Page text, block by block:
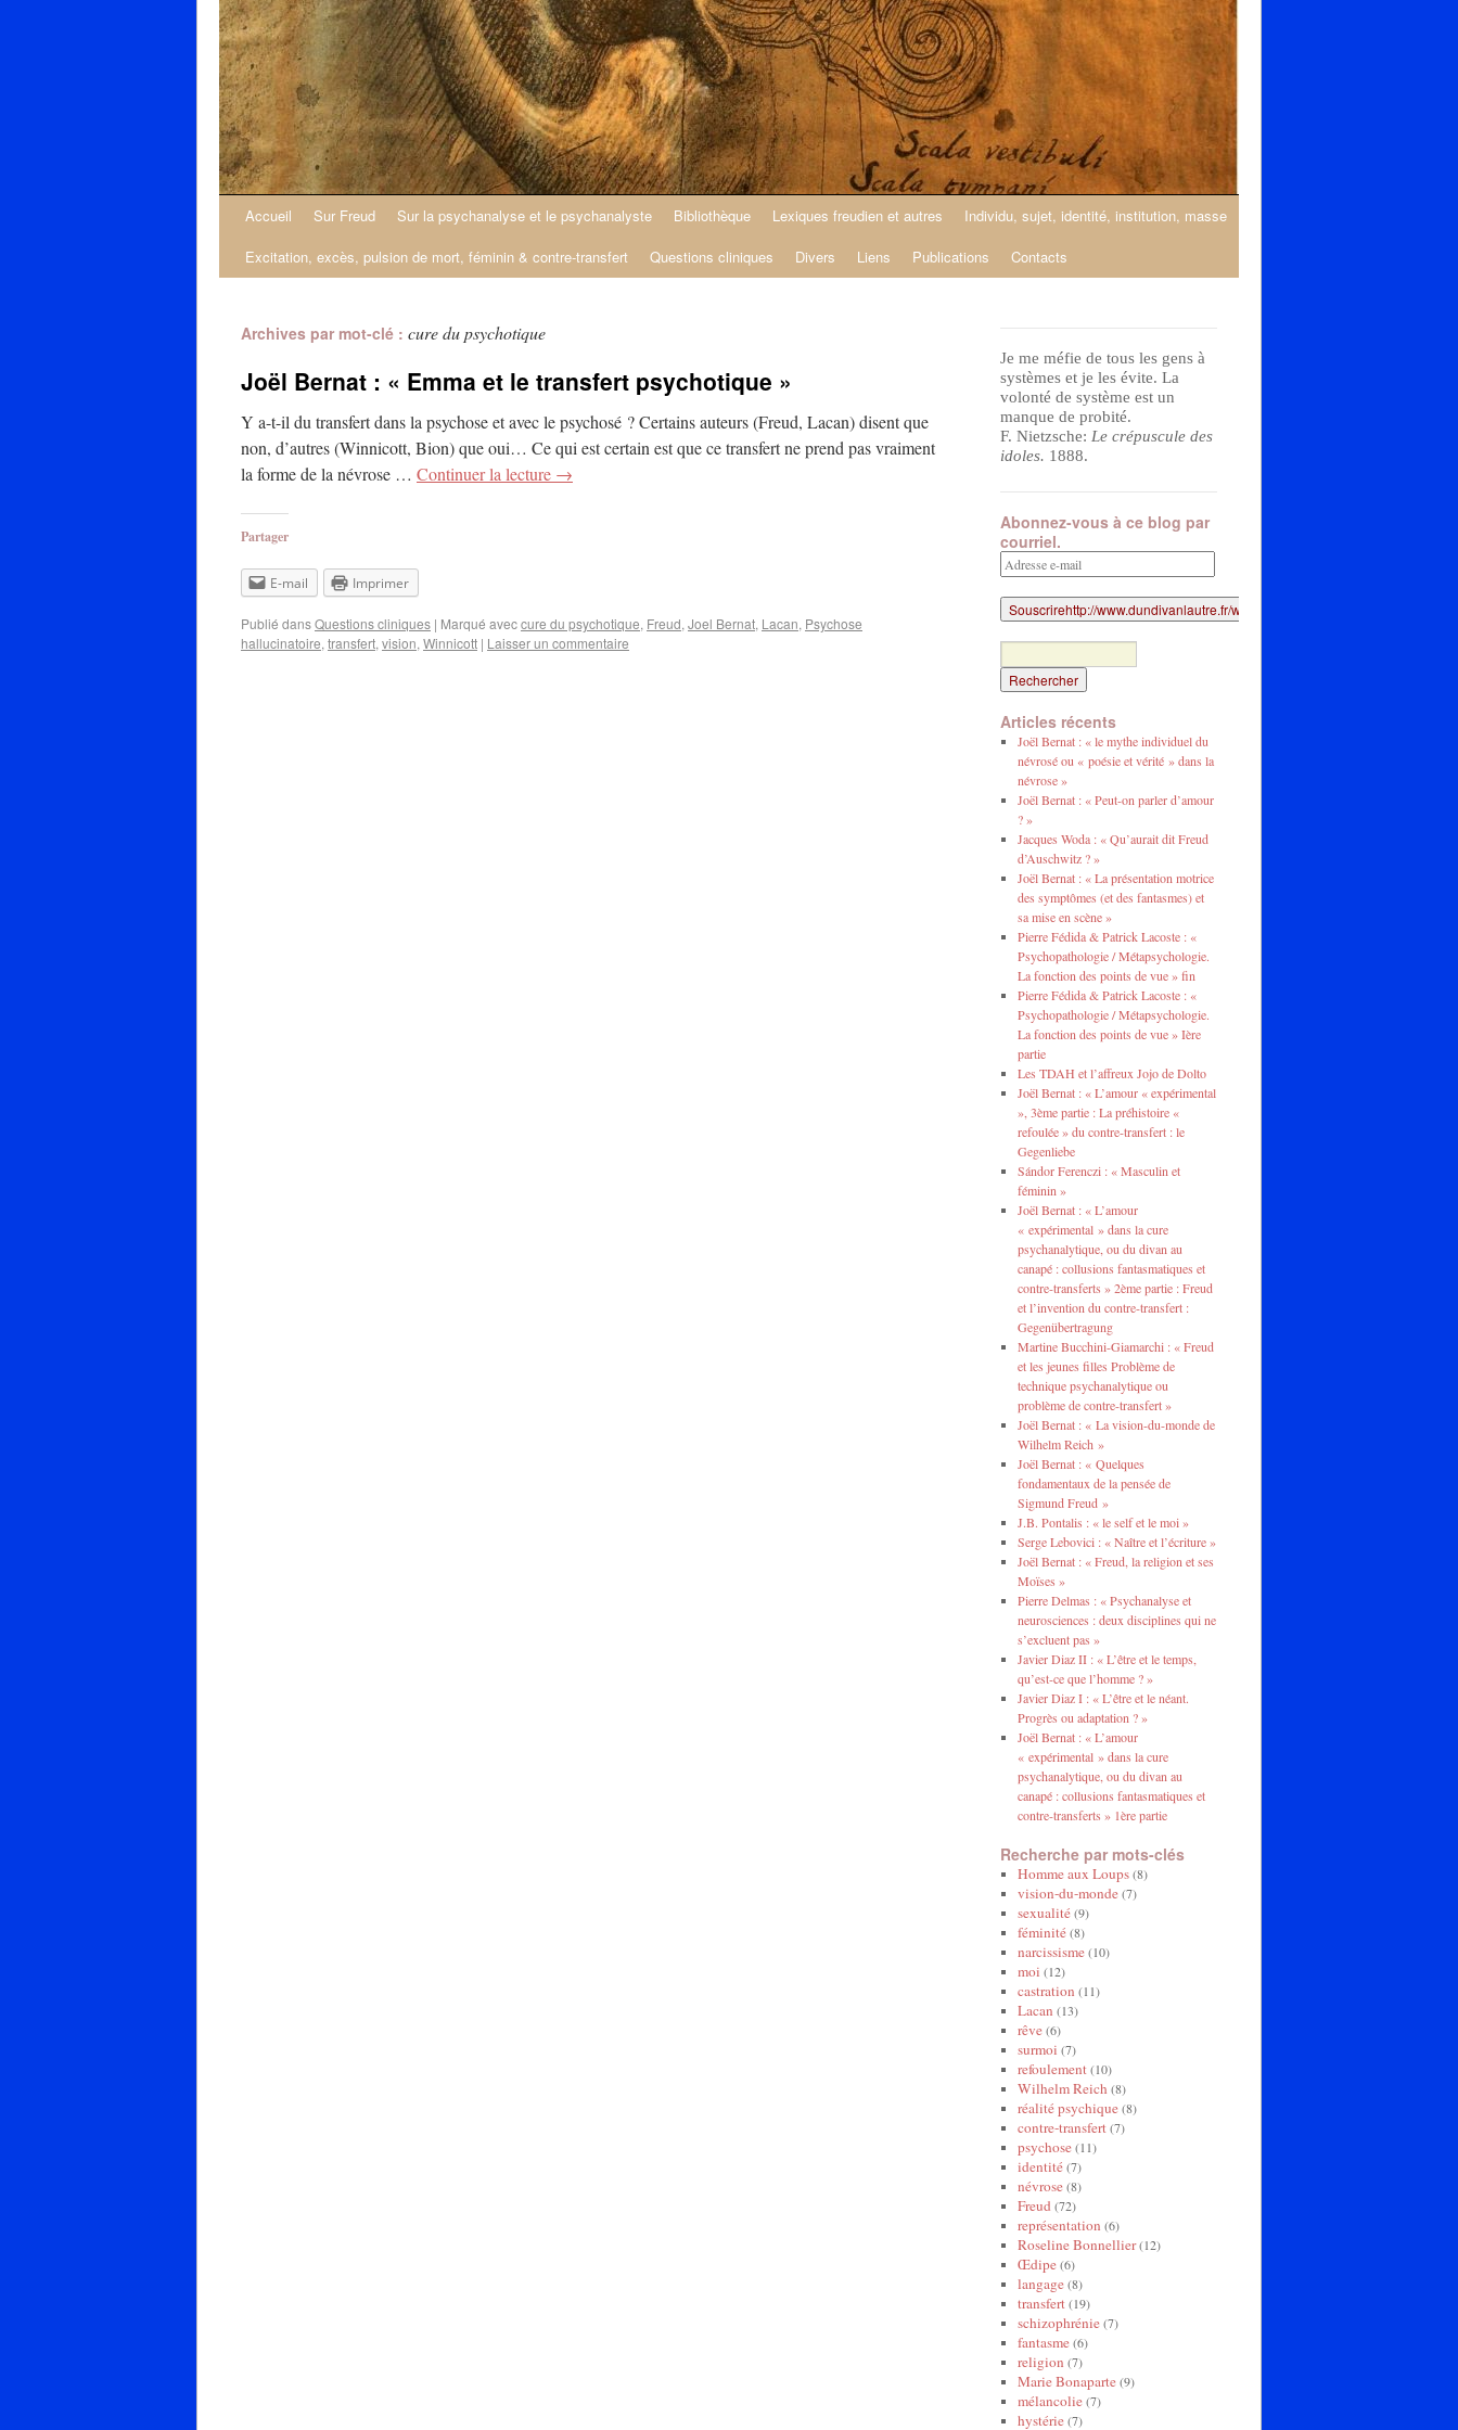
Accueil Sur Freud Sur la psychanalyse et le psychanalyste Bibliothèque Lexiques freudien et autres
Individu, sujet, identité, institution, masse
Excitation, excès, pulsion de mort, féminin & contre-transfert
Questions cliniques Divers Liens Publications Contacts
Archives par mot-clé : cure du psychotique
Joël Bernat : « Emma et le transfert psychotique »
Y a-t-il du transfert dans la psychose et avec le psychosé ? Certains auteurs (Freud, Lacan) disent que
non, d’autres (Winnicott, Bion) que oui… Ce qui est certain est que ce transfert ne prend pas vraiment
la forme de la névrose … Continuer la lecture →
Partager
E-mail Imprimer
Publié dansQuestions cliniques | Marqué aveccure du psychotique, Freud, Joel Bernat, Lacan, Psychose
hallucinatoire, transfert, vision, Winnicott | Laisser un commentaire
Je me méfie de tous les gens à
systèmes et je les évite. La
volonté de système est un
manque de probité.
F. Nietzsche: Le crépuscule des
idoles. 1888.
Abonnez-vous à ce blog par
courriel.
Adresse
e-
mail
Articles récents
Joël Bernat : « le mythe individuel du
névrosé ou « poésie et vérité » dans la
névrose »
Joël Bernat : « Peut-on parler d’amour
? »
Jacques Woda : « Qu’aurait dit Freud
d’Auschwitz ? »
Joël Bernat : « La présentation motrice
des symptômes (et des fantasmes) et
sa mise en scène »
Pierre Fédida & Patrick Lacoste : «
Psychopathologie / Métapsychologie.
La fonction des points de vue » fin
Pierre Fédida & Patrick Lacoste : «
Psychopathologie / Métapsychologie.
La fonction des points de vue » Ière
partie
Les TDAH et l’affreux Jojo de Dolto
Joël Bernat : « L’amour « expérimental
», 3ème partie : La préhistoire «
refoulée » du contre-transfert : le
Gegenliebe
Sándor Ferenczi : « Masculin et
féminin »
Joël Bernat : « L’amour
« expérimental » dans la cure
psychanalytique, ou du divan au
canapé : collusions fantasmatiques et
contre-transferts » 2ème partie : Freud
et l’invention du contre-transfert :
Gegenübertragung
Martine Bucchini-Giamarchi : « Freud
et les jeunes filles Problème de
technique psychanalytique ou
problème de contre-transfert »
Joël Bernat : « La vision-du-monde de
Wilhelm Reich »
Joël Bernat : « Quelques
fondamentaux de la pensée de
Sigmund Freud »
J.B. Pontalis : « le self et le moi »
Serge Lebovici : « Naître et l’écriture »
Joël Bernat : « Freud, la religion et ses
Moïses »
Pierre Delmas : « Psychanalyse et
neurosciences : deux disciplines qui ne
s’excluent pas »
Javier Diaz II : « L’être et le temps,
qu’est-ce que l’homme ? »
Javier Diaz I : « L’être et le néant.
Progrès ou adaptation ? »
Joël Bernat : « L’amour
« expérimental » dans la cure
psychanalytique, ou du divan au
canapé : collusions fantasmatiques et
contre-transferts » 1ère partie
Recherche par mots-clés
Homme aux Loups(8)
vision-du-monde(7)
sexualité(9)
féminité(8)
narcissisme(10)
moi (12)
castration (11)
Lacan (13)
rêve(6)
surmoi (7)
refoulement(10)
Wilhelm Reich (8)
réalité psychique(8)
contre-transfert(7)
psychose(11)
identité(7)
névrose(8)
Freud (72)
représentation (6)
Roseline Bonnellier(12)
Œdipe(6)
langage(8)
transfert(19)
schizophrénie(7)
fantasme(6)
religion (7)
Marie Bonaparte(9)
mélancolie(7)
hystérie(7)